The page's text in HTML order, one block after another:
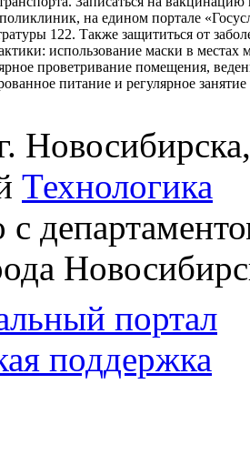
на едином портале
122. Также защититься от
использование маски в местах
проветривание помещения,
питание и регулярное
Технологика
с
портал
поддержка